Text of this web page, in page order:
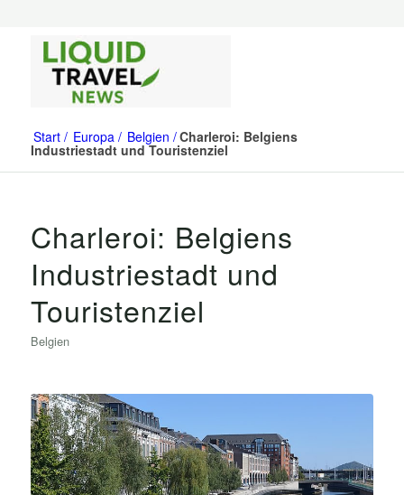
Start Europa Belgien Charleroi: Belgiens
Industriestadt und Touristenziel
Charleroi: Belgiens
Industriestadt und
Touristenziel
Belgien